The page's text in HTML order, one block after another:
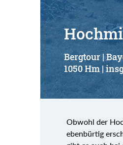
Bergtour |
1050 Hm |
Obwohl der
ebenbürtig